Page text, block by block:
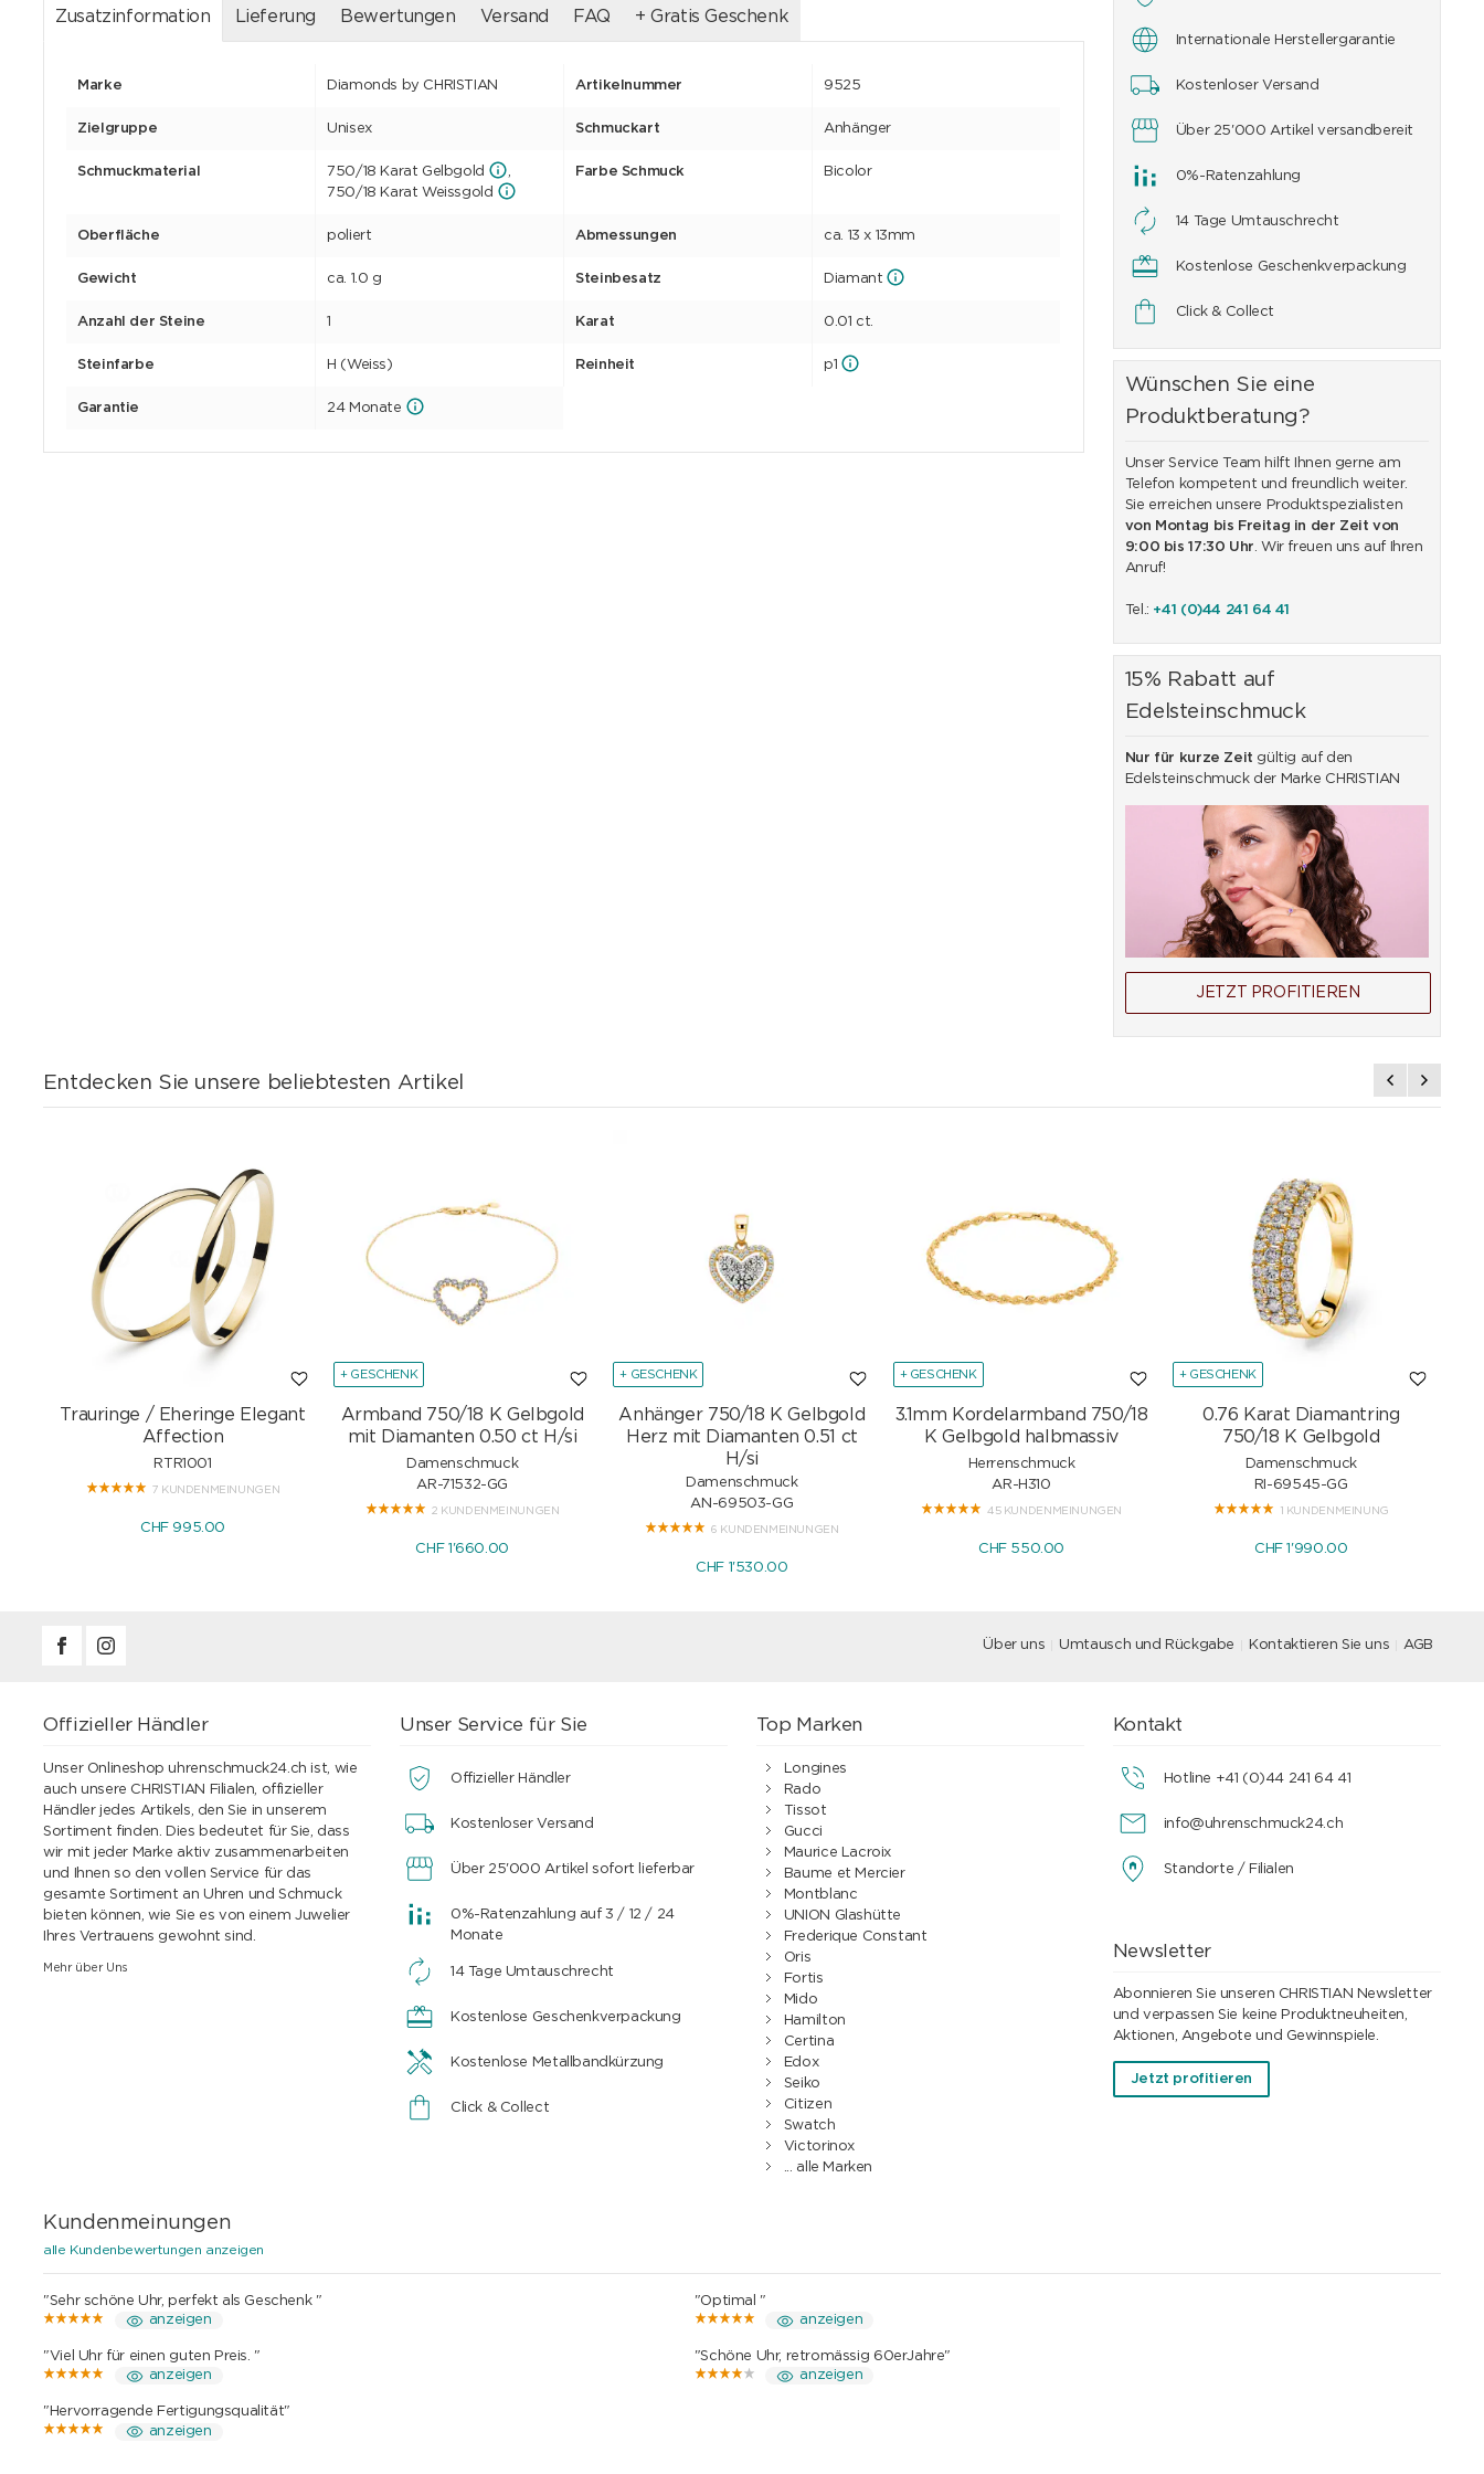
Internationale Herstellergarantie
Kostenloser Versand
Über 25'000 Artikel versandbereit
0%-Ratenzahlung
14 Tage Umtauschrecht
Kostenlose Geschenkverpackung
Click & Collect
Wünschen Sie eine
Produktberatung?
Unser Service Team hilft Ihnen gerne am
Telefon kompetent und freundlich weiter.
Sie erreichen unsere Produktspezialisten
von Montag bis Freitag in der Zeit von
9:00 bis 17:30 Uhr. Wir freuen uns auf Ihren
Anruf!
Tel.: +41 (0)44 241 64 41
15% Rabatt auf
Edelsteinschmuck
Nur für kurze Zeit gültig auf den
Edelsteinschmuck der Marke CHRISTIAN
JETZT PROFITIEREN
Zusatzinformation Lieferung Bewertungen Versand FAQ + Gratis Geschenk
Marke Diamonds by CHRISTIAN Artikelnummer 9525
Zielgruppe Unisex Schmuckart Anhänger
Schmuckmaterial 750/18 Karat Gelbgold
,
750/18 Karat Weissgold
Farbe Schmuck Bicolor
Oberfläche poliert Abmessungen ca. 13 x 13mm
Gewicht ca. 1.0 g Steinbesatz Diamant
Anzahl der Steine 1 Karat 0.01 ct.
Steinfarbe H (Weiss) Reinheit p1
Garantie 24 Monate
Entdecken Sie unsere beliebtesten Artikel
Trauringe / Eheringe Elegant
Affection
RTR1001
7 KUNDENMEINUNGEN
CHF 995.00
+ GESCHENK
Armband 750/18 K Gelbgold
mit Diamanten 0.50 ct H/si
Damenschmuck
AR-71532-GG
2 KUNDENMEINUNGEN
CHF 1'660.00
+ GESCHENK
Anhänger 750/18 K Gelbgold
Herz mit Diamanten 0.51 ct
H/si
Damenschmuck
AN-69503-GG
6 KUNDENMEINUNGEN
CHF 1'530.00
+ GESCHENK
3.1mm Kordelarmband 750/18
K Gelbgold halbmassiv
Herrenschmuck
AR-H310
45 KUNDENMEINUNGEN
CHF 550.00
+ GESCHENK
0.76 Karat Diamantring
750/18 K Gelbgold
Damenschmuck
RI-69545-GG
1 KUNDENMEINUNG
CHF 1'990.00
Über uns Umtausch und Rückgabe Kontaktieren Sie uns AGB
Offizieller Händler
Unser Onlineshop uhrenschmuck24.ch ist, wie
auch unsere CHRISTIAN Filialen, offizieller
Händler jedes Artikels, den Sie in unserem
Sortiment finden. Dies bedeutet für Sie, dass
wir mit jeder Marke aktiv zusammenarbeiten
und Ihnen so den vollen Service für das
gesamte Sortiment an Uhren und Schmuck
bieten können, wie Sie es von einem Juwelier
Ihres Vertrauens gewohnt sind.
Mehr über Uns
Unser Service für Sie
Offizieller Händler
Kostenloser Versand
Über 25'000 Artikel sofort lieferbar
0%-Ratenzahlung auf 3 / 12 / 24
Monate
14 Tage Umtauschrecht
Kostenlose Geschenkverpackung
Kostenlose Metallbandkürzung
Click & Collect
Top Marken
Longines
Rado
Tissot
Gucci
Maurice Lacroix
Baume et Mercier
Montblanc
UNION Glashütte
Frederique Constant
Oris
Fortis
Mido
Hamilton
Certina
Edox
Seiko
Citizen
Swatch
Victorinox
... alle Marken
Kontakt
Hotline +41 (0)44 241 64 41
info@uhrenschmuck24.ch
Standorte / Filialen
Newsletter
Abonnieren Sie unseren CHRISTIAN Newsletter
und verpassen Sie keine Produktneuheiten,
Aktionen, Angebote und Gewinnspiele.
Jetzt profitieren
Kundenmeinungen
alle Kundenbewertungen anzeigen
"Sehr schöne Uhr, perfekt als Geschenk "
anzeigen
"Optimal "
anzeigen
"Viel Uhr für einen guten Preis. "
anzeigen
"Schöne Uhr, retromässig 60erJahre"
anzeigen
"Hervorragende Fertigungsqualität"
anzeigen